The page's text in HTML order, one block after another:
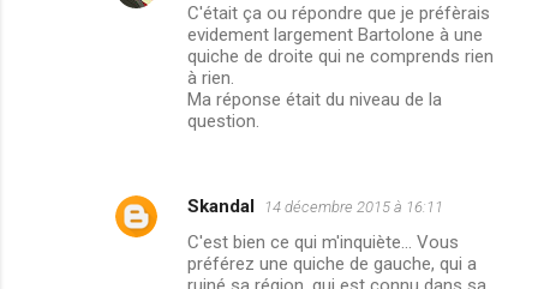
C'était ça ou répondre que je préfèrais
evidement largement Bartolone à une
quiche de droite qui ne comprends rien
à rien.
Ma réponse était du niveau de la
question.
Skandal 14 décembre 2015 à 16:11
C'est bien ce qui m'inquiète... Vous
préférez une quiche de gauche, qui a